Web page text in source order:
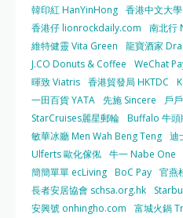
韓印紅 HanYinHong 香港中文大
香港仔 lionrockdaily.com
南北行
維特健靈 Vita Green
龍寶酒家
J.CO Donuts & Coffee
WeChat
暉致 Viatris 香港貿發局 HKTDC
一田百貨 YATA 先施 Sincere
戶
StarCruises麗星郵輪 Buffalo 牛頭
敏華冰廳 Men Wah Beng Teng 迪
Ulferts 歐化傢俬 牛一 Nabe One
簡簡單單 ecLiving BoC Pay 官燕
長者安居協會 schsa.org.hk
安興號 onhingho.com
富城火鍋